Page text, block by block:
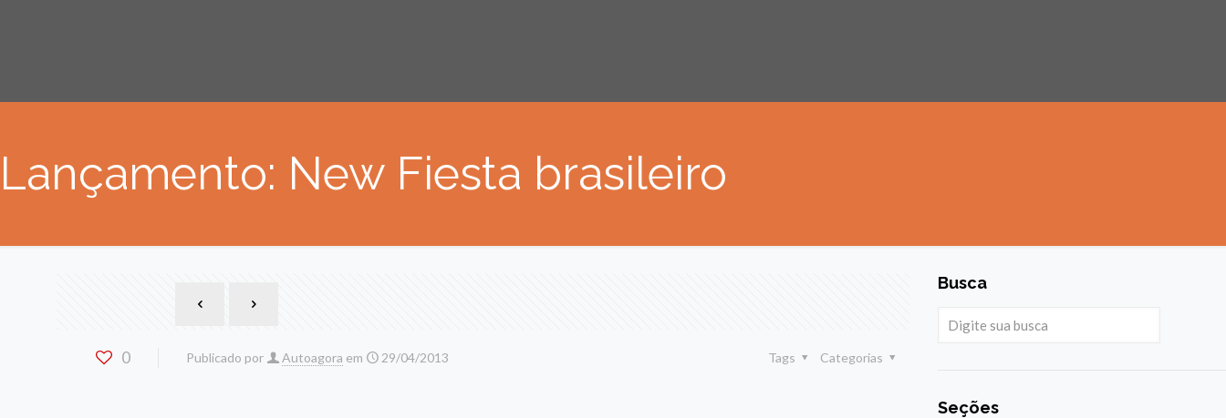
Lançamento: New Fiesta brasileiro
0 Publicado por Autoagora em 29/04/2013 Categorias
Tags
Busca
Seções